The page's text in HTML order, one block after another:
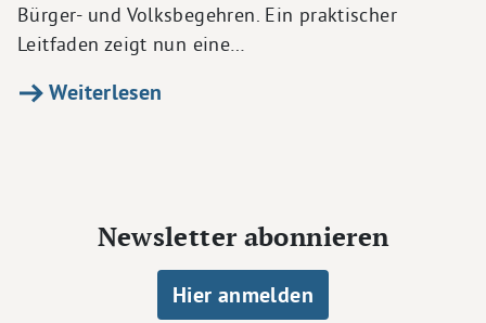
Bürger- und Volksbegehren. Ein praktischer
Leitfaden zeigt nun eine…
Weiterlesen
Newsletter abonnieren
Hier anmelden